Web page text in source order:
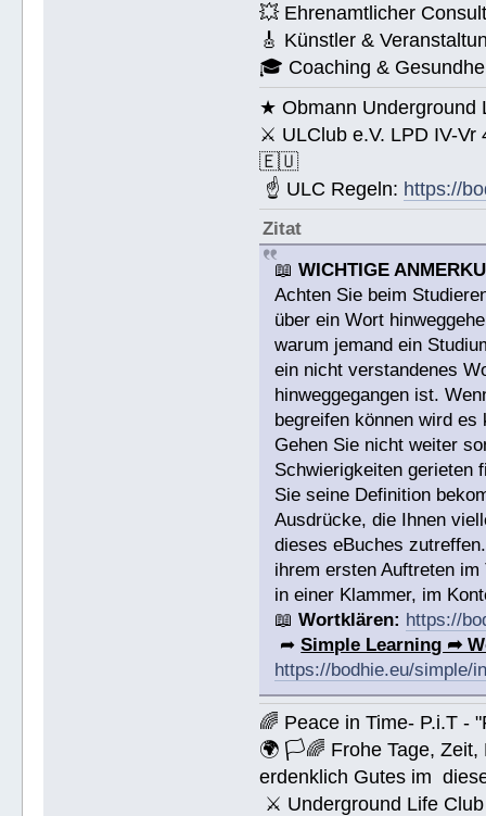
💥 Ehrenamtlicher
🎸 Künstler &
🎓 Coaching &
★ Obmann Underground
⚔ ULClub e.V. LPD IV-
🇪🇺
☝ ULC Regeln: https://
Zitat
📖WICHTIGE
Achten Sie beim
über ein Wort
warum jemand ein
ein nicht verstandenes
hinweggegangen ist.
begreifen können wird
Gehen Sie nicht weiter
Schwierigkeiten gerieten
Sie seine Definition
Ausdrücke, die Ihnen
dieses eBuches
ihrem ersten Auftreten
in einer Klammer, im
📖Wortklären: https://
➦Simple Learning ➦
https://bodhie.eu/simple/
🌈 Peace in Time- P.i.T
🌍 🏳🌈 Frohe Tage, Zeit,
erdenklich Gutes im
⚔ Underground Life